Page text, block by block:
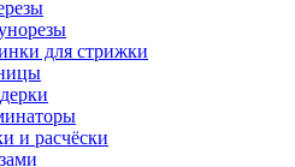
для стрижки
и расчёски